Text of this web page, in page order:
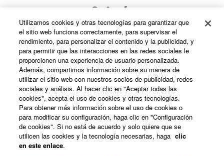
Galería
Utilizamos cookies y otras tecnologías para garantizar que
el sitio web funciona correctamente, para supervisar el
rendimiento, para personalizar el contenido y la publicidad, y
para permitir que las interacciones en las redes sociales le
proporcionen una experiencia de usuario personalizada.
Además, compartimos información sobre su manera de
utilizar el sitio web con nuestros socios de publicidad, redes
sociales y análisis. Al hacer clic en "Aceptar todas las
cookies", acepta el uso de cookies y otras tecnologías.
Para obtener más información sobre el uso de cookies o
para modificar su configuración, haga clic en "Configuración
de cookies". Si no está de acuerdo y solo quiere que se
utilicen las cookies y la tecnología necesarias, haga clic
en este enlace.